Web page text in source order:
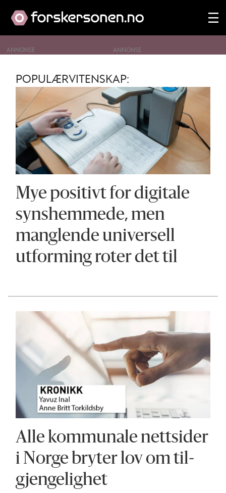
Tag:
universell
utforming
ANNONSE
POPULÆRVITENSKAP:
Mye positivt for digitale
synshemmede, men
manglende universell
utforming roter det til
Alle kommunale nettsider
i Norge bryter lov om til­
gjengelighet